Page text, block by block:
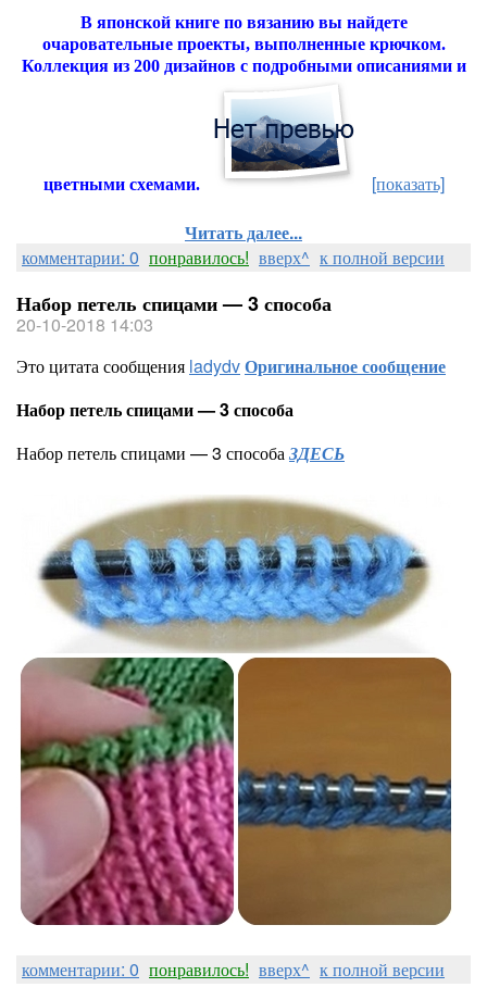
В японской книге по вязанию вы найдете
очаровательные проекты, выполненные крючком.
Коллекция из 200 дизайнов с подробными описаниями и
цветными схемами.
[показать]
Читать далее...
комментарии: 0 понравилось! вверх^ к полной версии
Набор петель спицами — 3 способа
20-10-2018 14:03
Это цитата сообщения ladydvОригинальное сообщение
Набор петель спицами — 3 способа
Набор петель спицами — 3 способаЗДЕСЬ
комментарии: 0 понравилось! вверх^ к полной версии